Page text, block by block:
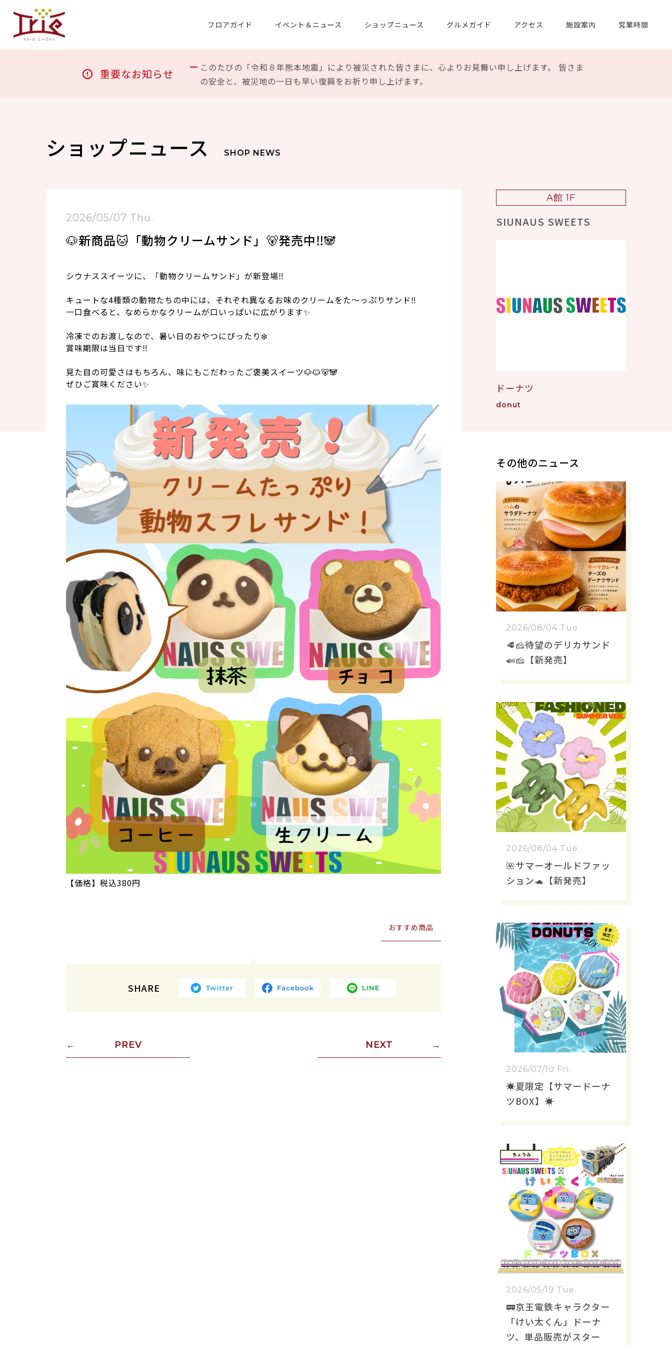
フロアガイド イベント＆ニュース ショップニュース グルメガイド アクセス 施設案内 営業時間
重要なお知らせ
このたびの「令和８年熊本地震」により被災された皆さまに、心よりお見舞い申し上げます。 皆さま
の安全と、被災地の一日も早い復興をお祈り申し上げます。
ショップニュース SHOP NEWS
A館 1F
SIUNAUS SWEETS
ドーナツ
donut
2026/05/07 Thu.
🐶新商品🐱「動物クリームサンド」🐻発売中‼️🐼
シウナススイーツに、「動物クリームサンド」が新登場‼️
キュートな4種類の動物たちの中には、それぞれ異なるお味のクリームをた〜っぷりサンド‼️
一口食べると、なめらかなクリームが口いっぱいに広がります✨️
冷凍でのお渡しなので、暑い日のおやつにぴったり❄️
賞味期限は当日です‼️
見た目の可愛さはもちろん、味にもこだわったご褒美スイーツ🐶🐱🐻🐼
ぜひご賞味ください✨️
【価格】税込380円
おすすめ商品
SHARE
PREV NEXT
その他のニュース
2026/08/04 Tue.
🥩🧀待望のデリカサンド
🍛🧀【新発売】
2026/08/04 Tue.
🌺サマーオールドファッ
ション🐢【新発売】
2026/07/10 Fri.
☀️夏限定【サマードーナ
ツBOX】☀️
2026/05/19 Tue.
🚃京王電鉄キャラクター
「けい太くん」ドーナ
ツ、単品販売がスター